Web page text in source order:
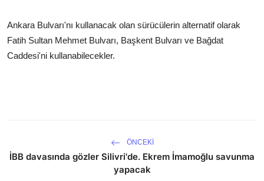
Ankara Bulvarı'nı kullanacak olan sürücülerin alternatif olarak
Fatih Sultan Mehmet Bulvarı, Başkent Bulvarı ve Bağdat
Caddesi'ni kullanabilecekler.
ÖNCEKI
İBB davasında gözler Silivri'de. Ekrem İmamoğlu savunma
yapacak